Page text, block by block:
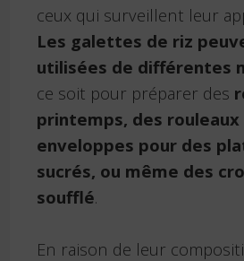
ceux qui surveillent leur
Les galettes de riz
utilisées de différentes
ce soit pour préparer des
printemps, des rouleaux
enveloppes pour des
sucrés, ou même des
soufflé.
En raison de leur